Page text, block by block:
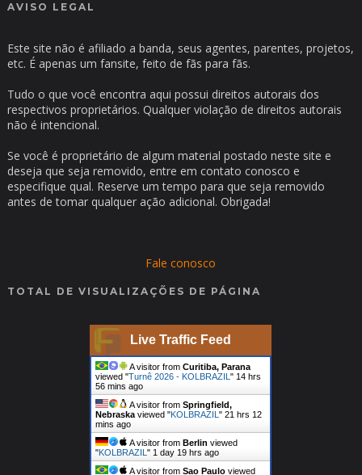
AVISO LEGAL
Este site não é afiliado a banda, seus agentes, parentes, projetos,
etc. É apenas um fansite, feito de fãs para fãs.
Tudo o que você encontra aqui possui direitos autorais dos
respectivos proprietários. Qualquer violação de direitos autorais
não é intencional.
Se você é proprietário de algum material postado neste site e
deseja que seja removido, entre em contato conosco e
especifique qual. Reserve um tempo para que seja removido
antes de tomar qualquer ação adicional. Obrigada!
Fale conosco
TOTAL DE VISUALIZAÇÕES DE PÁGINA
Live Traffic Feed
A visitor fromCuritiba, Parana
viewed "Turnê 2026 - KOLBRAZIL" 14 hrs
56 mins ago
A visitor fromSpringfield,
Nebraska viewed "KOLBRAZIL"21 hrs 12
mins ago
A visitor fromBerlin viewed
"KOLBRAZIL" 1 day 19 hrs ago
A visitor fromSao Paulo viewed